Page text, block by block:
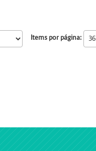
Items por página: